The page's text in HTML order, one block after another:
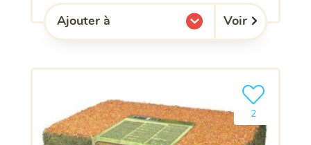
Ajouter à
l'une de mes listes. Voir
2
Ajouter le